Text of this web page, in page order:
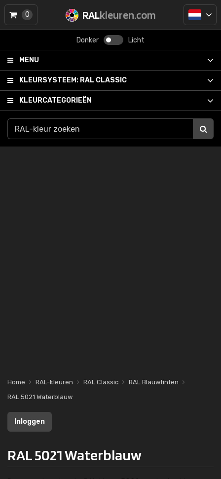
RALkleuren.com
Donker Licht
MENU
KLEURSYSTEEM: RAL CLASSIC
KLEURCATEGORIEËN
0
Home RAL-kleuren RAL Classic
RAL Blauwtinten
RAL 5021 Waterblauw
Inloggen
RAL 5021 Waterblauw